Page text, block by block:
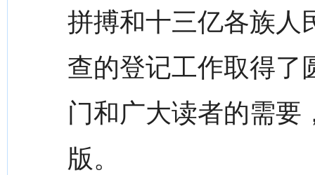
拼搏和十三亿各族人
查的登记工作取得了
门和广大读者的需要
版。